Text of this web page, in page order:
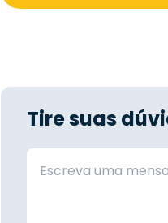
Tire suas